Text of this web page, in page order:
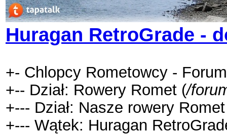
Huragan RetroGrade -
+- Chlopcy Rometowcy -
+-- Dział: Rowery Romet (/
+--- Dział: Nasze rowery
+--- Wątek: Huragan